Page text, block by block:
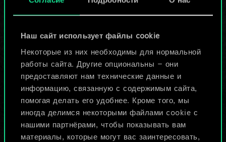
Наш сайт использует файлы cookie
Некоторые из них необходимы для нормальной
работы сайта. Другие опциональны — они
предоставляют нам технические данные и
информацию, связанную с содержимым сайта,
помогая делать его удобнее. Кроме того, мы
иногда делимся некоторыми файлами cookie с
нашими партнёрами, чтобы показывать вам
материалы, которые могут вас заинтересовать,
игроки.
Но их может быть
больше!
Назвать колоду и описать её
Изменить колоду